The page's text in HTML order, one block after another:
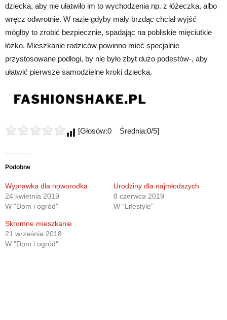
dziecka, aby nie ułatwiło im to wychodzenia np. z łóżeczka, albo
wręcz odwrotnie. W razie gdyby mały brzdąc chciał wyjść
mógłby to zrobić bezpiecznie, spadając na pobliskie mięciutkie
łóżko. Mieszkanie rodziców powinno mieć specjalnie
przystosowane podłogi, by nie było zbyt dużo podestów-, aby
ułatwić pierwsze samodzielne kroki dziecka.
[Głosów:0 Średnia:0/5]
Podobne
Wyprawka dla noworodka
24 kwietnia 2019
W "Dom i ogród"
Urodziny dla najmłodszych
8 czerwca 2019
W "Lifestyle"
Skromne mieszkanie
21 września 2018
W "Dom i ogród"